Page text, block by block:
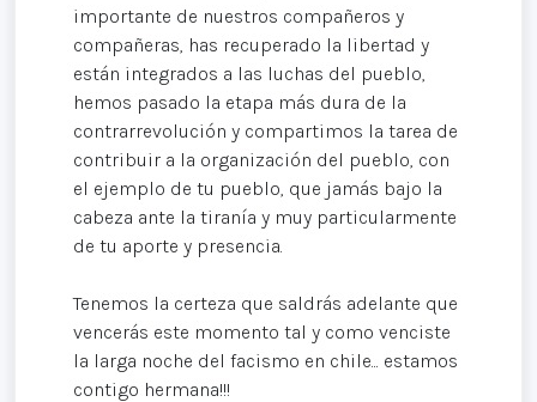
importante de nuestros compañeros y
compañeras, has recuperado la libertad y
están integrados a las luchas del pueblo,
hemos pasado la etapa más dura de la
contrarrevolución y compartimos la tarea de
contribuir a la organización del pueblo, con
el ejemplo de tu pueblo, que jamás bajo la
cabeza ante la tiranía y muy particularmente
de tu aporte y presencia.
Tenemos la certeza que saldrás adelante que
vencerás este momento tal y como venciste
la larga noche del facismo en chile... estamos
contigo hermana!!!